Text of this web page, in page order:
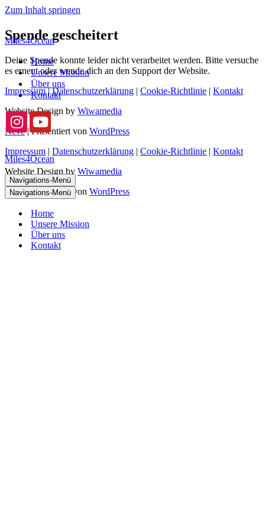
Zum Inhalt springen
Miles4Ocean
Home
Unsere Mission
Über uns
Kontakt
Miles4Ocean
Navigations-Menü
Navigations-Menü
Home
Unsere Mission
Über uns
Kontakt
Spende gescheitert
Deine Spende konnte leider nicht verarbeitet werden. Bitte versuche
es erneut oder wende dich an den Support der Website.
Impressum|Datenschutzerklärung | Cookie-Richtlinie | Kontakt
Website Design by Wiwamedia
Neve| Präsentiert von WordPress
Impressum | Datenschutzerklärung | Cookie-Richtlinie | Kontakt
Website Design by Wiwamedia
Neve| Präsentiert von WordPress